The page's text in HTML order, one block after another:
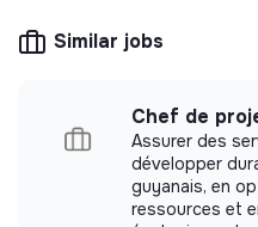
économiques
Préparation à l’étude
économiques
Etudes terrain dans le
qualitatives
Collecte, analyse et
association,
More information
Similar jobs
Chef de
Assurer des
développer
guyanais, en
ressources et